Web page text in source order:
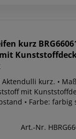
kurz
kurz. •
mit
• Farbe: farbig
Art.-Nr.